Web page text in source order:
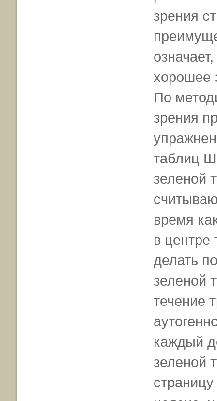
зрения
хорошее
По
зрения
таблиц
зеленой
время
в
делать
зеленой
течение
каждый
зеленой